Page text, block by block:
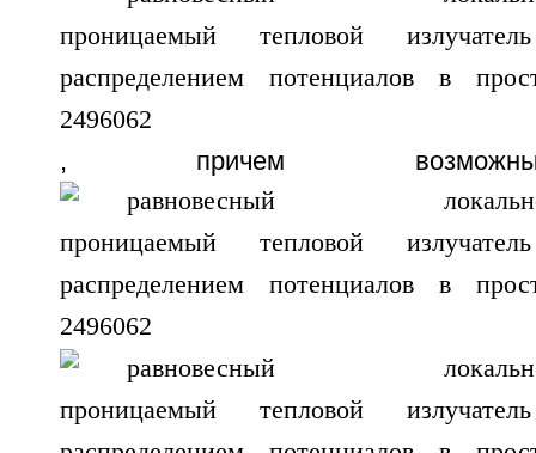
, причем